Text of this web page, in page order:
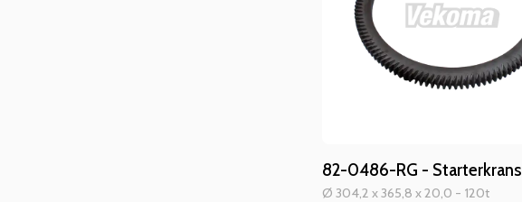
82-0486-RG - Starterkrans
Ø 304,2 x 365,8 x 20,0 - 120t